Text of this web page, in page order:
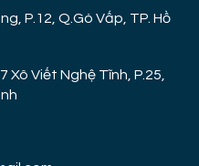
P.12, Q.Gò Vấp, TP. Hồ
Xô Viết Nghệ Tĩnh, P.25,